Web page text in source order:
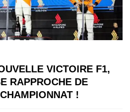
VICTOIRE F1,
RAPPROCHE DE
!